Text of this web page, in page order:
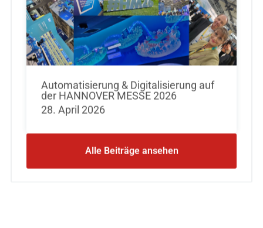
Automatisierung & Digitalisierung auf
der HANNOVER MESSE 2026
28. April 2026
Alle Beiträge ansehen